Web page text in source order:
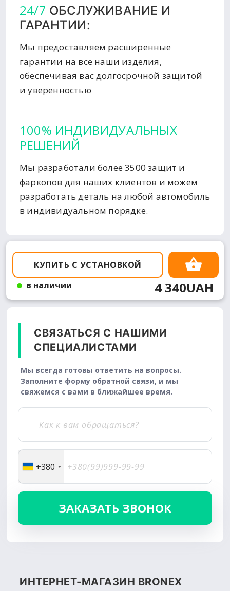
24/7 ОБСЛУЖИВАНИЕ И
ГАРАНТИИ:
Мы предоставляем расширенные
гарантии на все наши изделия,
обеспечивая вас долгосрочной защитой
и уверенностью
100% ИНДИВИДУАЛЬНЫХ
РЕШЕНИЙ
Мы разработали более 3500 защит и
фаркопов для наших клиентов и можем
разработать деталь на любой автомобиль
в индивидуальном порядке.
КУПИТЬ С УСТАНОВКОЙ
в наличии
4 340UAH
СВЯЗАТЬСЯ С НАШИМИ
СПЕЦИАЛИСТАМИ
Мы всегда готовы ответить на вопросы.
Заполните форму обратной связи, и мы
свяжемся с вами в ближайшее время.
+380
ИНТЕРНЕТ-МАГАЗИН BRONEX